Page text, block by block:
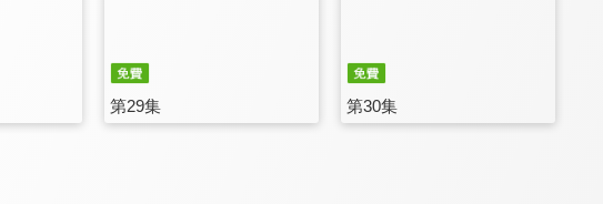
第29集 第30集